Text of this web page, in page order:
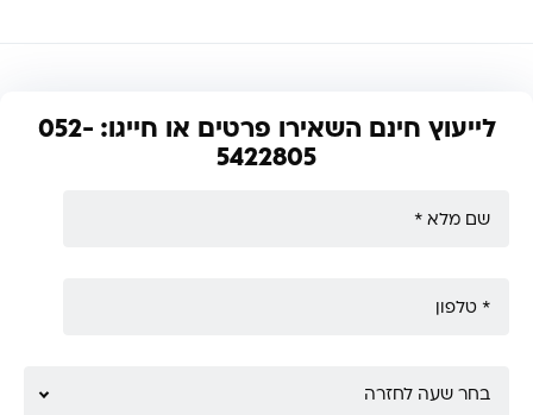
לייעוץ חינם השאירו פרטים או חייגו: 052-
5422805
בחר שעה לחזרה